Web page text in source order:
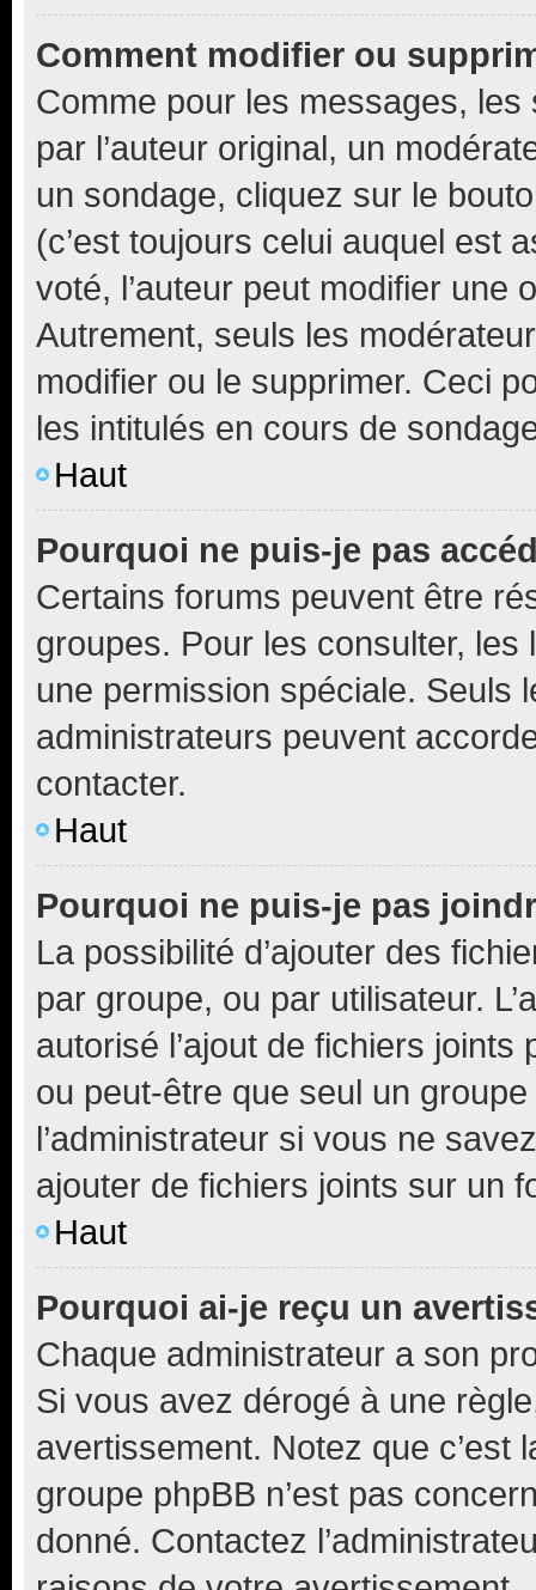
Comment modifier ou
Comme pour les messages,
par l’auteur original, un
un sondage, cliquez sur le
(c’est toujours celui auquel est
voté, l’auteur peut modifier une
Autrement, seuls les
modifier ou le supprimer. Ceci
les intitulés en cours de
Haut
Pourquoi ne puis-je pas
Certains forums peuvent être
groupes. Pour les consulter,
une permission spéciale. Seuls
administrateurs peuvent
contacter.
Haut
Pourquoi ne puis-je pas
La possibilité d’ajouter des
par groupe, ou par utilisateur.
autorisé l’ajout de fichiers
ou peut-être que seul un
l’administrateur si vous ne
ajouter de fichiers joints sur un
Haut
Pourquoi ai-je reçu un
Chaque administrateur a son
Si vous avez dérogé à une
avertissement. Notez que c’est
groupe phpBB n’est pas
donné. Contactez